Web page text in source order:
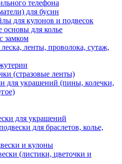
телефона
для бусин
для кулонов и подвесок
основы для колье
замком
ленты, проволока, сутаж,
(стразовые ленты)
для украшений (пины, колечки,
для украшений
для браслетов, колье,
и кулоны
(листики, цветочки и